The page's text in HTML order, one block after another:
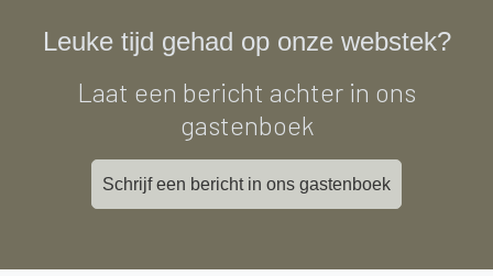
Leuke tijd gehad op onze webstek?
Laat een bericht achter in ons
gastenboek
Schrijf een bericht in ons gastenboek